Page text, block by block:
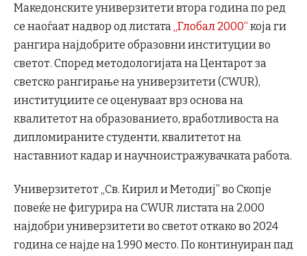
Македонските универзитети втора година по ред
се наоѓаат надвор од листата „Глобал 2000“која ги
рангира најдобрите образовни институции во
светот. Според методологијата на Центарот за
светско рангирање на универзитети (CWUR),
институциите се оценуваат врз основа на
квалитетот на образованието, вработливоста на
дипломираните студенти, квалитетот на
наставниот кадар и научноистражувачката работа.
Универзитетот „Св. Кирил и Методиј” во Скопје
повеќе не фигурира на CWUR листата на 2.000
најдобри универзитети во светот откако во 2024
година се најде на 1.990 место. По континуиран пад